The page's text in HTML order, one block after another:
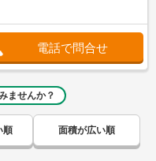
電話で問合せ
ませんか？
順 面積が広い順